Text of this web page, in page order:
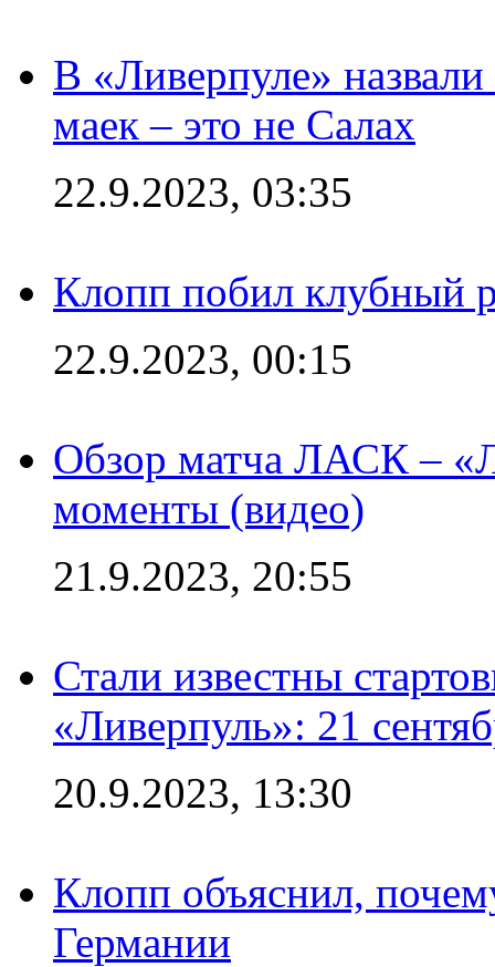
В «Ливерпуле»
маек – это не Салах
22.9.2023, 03:35
Клопп побил клубный
22.9.2023, 00:15
Обзор матча ЛАСК –
моменты (видео)
21.9.2023, 20:55
Стали известны
«Ливерпуль»: 21
20.9.2023, 13:30
Клопп объяснил,
Германии